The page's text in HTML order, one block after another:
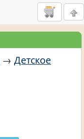
→ Детское